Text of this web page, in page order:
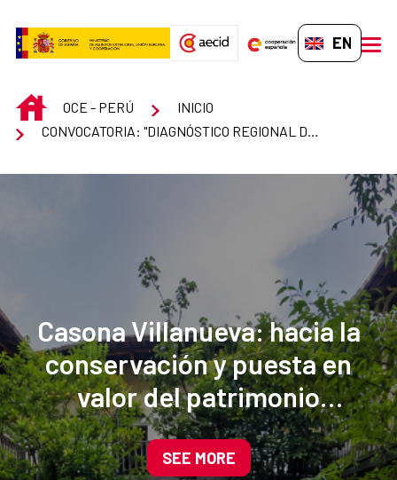
EN-GB
INICIOOCE - PERÚ
INICIO
Casona Villanueva: hacia la
conservación y puesta en
valor del patrimonio
cultural del centro
histórico de Cajamarca
SEE MORE